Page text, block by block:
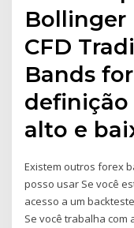
Bollinger
CFD
Bands
definição
alto e
Existem outros forex
posso usar Se você
acesso a um
Se você trabalha com